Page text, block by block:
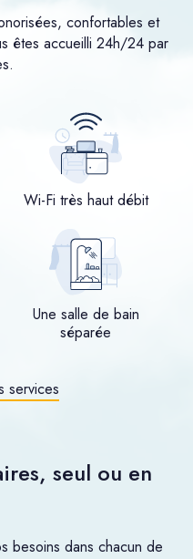
confortables et
êtes accueilli 24h/24 par
Wi-Fi très haut débit
Une salle de bain
séparée
services
seul ou en
besoins dans chacun de